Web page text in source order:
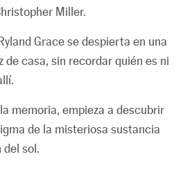
Miller.
Grace se despierta en una
de casa, sin recordar quién es ni
memoria, empieza a descubrir
de la misteriosa sustancia
del sol.